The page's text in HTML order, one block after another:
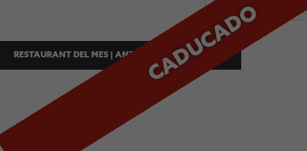
CADUCADO
RESTAURANT DEL MES | ANTOFAGASTA - OCTUBRE
ZAFRÁN